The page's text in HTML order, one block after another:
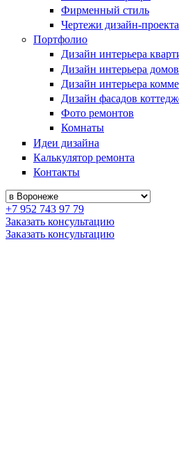
Фирменный стиль
Чертежи дизайн-проекта
Портфолио
Дизайн интерьера
Дизайн интерьера
Дизайн интерьера
Дизайн фасадов
Фото ремонтов
Комнаты
Идеи дизайна
Калькулятор ремонта
Контакты
+7 952 743 97 79
Заказать консультацию
Заказать консультацию